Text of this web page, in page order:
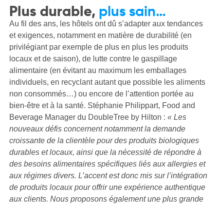
Plus durable, plus sain…
Au fil des ans, les hôtels ont dû s’adapter aux tendances
et exigences, notamment en matière de durabilité (en
privilégiant par exemple de plus en plus les produits
locaux et de saison), de lutte contre le gaspillage
alimentaire (en évitant au maximum les emballages
individuels, en recyclant autant que possible les aliments
non consommés…) ou encore de l’attention portée au
bien-être et à la santé. Stéphanie Philippart, Food and
Beverage Manager du DoubleTree by Hilton : « Les
nouveaux défis concernent notamment la demande
croissante de la clientèle pour des produits biologiques
durables et locaux, ainsi que la nécessité de répondre à
des besoins alimentaires spécifiques liés aux allergies et
aux régimes divers. L’accent est donc mis sur l’intégration
de produits locaux pour offrir une expérience authentique
aux clients. Nous proposons également une plus grande